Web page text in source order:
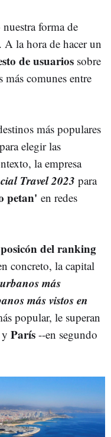
forma de
la hora de hacer un
de usuarios sobre
más comunes entre
más populares
elegir las
la empresa
Travel 2023 para
petan' en redes
del ranking
concreto, la capital
más
más vistos en
popular, le superan
París --en segundo